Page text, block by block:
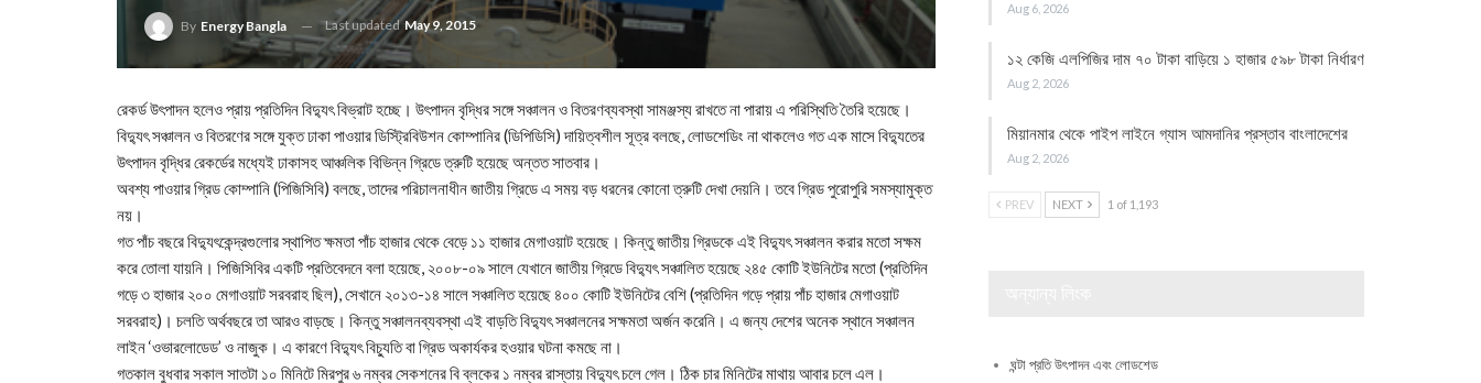
By Energy Bangla Last updated May 9, 2015
রেকর্ড উৎপাদন হলেও প্রায় প্রতিদিন বিদ্যুৎ বিভ্রাট হচ্ছে। উৎপাদন বৃদ্ধির সঙ্গে সঞ্চালন ও বিতরণব্যবস্থা সামঞ্জস্য রাখতে না পারায় এ পরিস্থিতি তৈরি হয়েছে।
বিদ্যুৎ সঞ্চালন ও বিতরণের সঙ্গে যুক্ত ঢাকা পাওয়ার ডিস্ট্রিবিউশন কোম্পানির (ডিপিডিসি) দায়িত্বশীল সূত্র বলছে, লোডশেডিং না থাকলেও গত এক মাসে বিদ্যুতের
উৎপাদন বৃদ্ধির রেকর্ডের মধ্যেই ঢাকাসহ আঞ্চলিক বিভিন্ন গ্রিডে ত্রুটি হয়েছে অন্তত সাতবার।
অবশ্য পাওয়ার গ্রিড কোম্পানি (পিজিসিবি) বলছে, তাদের পরিচালনাধীন জাতীয় গ্রিডে এ সময় বড় ধরনের কোনো ত্রুটি দেখা দেয়নি। তবে গ্রিড পুরোপুরি সমস্যামুক্ত
নয়।
গত পাঁচ বছরে বিদ্যুৎকেন্দ্রগুলোর স্থাপিত ক্ষমতা পাঁচ হাজার থেকে বেড়ে ১১ হাজার মেগাওয়াট হয়েছে। কিন্তু জাতীয় গ্রিডকে এই বিদ্যুৎ সঞ্চালন করার মতো সক্ষম
করে তোলা যায়নি। পিজিসিবির একটি প্রতিবেদনে বলা হয়েছে, ২০০৮-০৯ সালে যেখানে জাতীয় গ্রিডে বিদ্যুৎ সঞ্চালিত হয়েছে ২৪৫ কোটি ইউনিটের মতো (প্রতিদিন
গড়ে ৩ হাজার ২০০ মেগাওয়াট সরবরাহ ছিল), সেখানে ২০১৩-১৪ সালে সঞ্চালিত হয়েছে ৪০০ কোটি ইউনিটের বেশি (প্রতিদিন গড়ে প্রায় পাঁচ হাজার মেগাওয়াট
সরবরাহ)। চলতি অর্থবছরে তা আরও বাড়ছে। কিন্তু সঞ্চালনব্যবস্থা এই বাড়তি বিদ্যুৎ সঞ্চালনের সক্ষমতা অর্জন করেনি। এ জন্য দেশের অনেক স্থানে সঞ্চালন
লাইন ‘ওভারলোডেড’ ও নাজুক। এ কারণে বিদ্যুৎ বিচ্যুতি বা গ্রিড অকার্যকর হওয়ার ঘটনা কমছে না।
গতকাল বুধবার সকাল সাতটা ১০ মিনিটে মিরপুর ৬ নম্বর সেকশনের বি ব্লকের ১ নম্বর রাস্তায় বিদ্যুৎ চলে গেল। ঠিক চার মিনিটের মাথায় আবার চলে এল।
Aug 6, 2026
১২ কেজি এলপিজির দাম ৭০ টাকা বাড়িয়ে ১ হাজার ৫৯৮ টাকা নির্ধারণ
Aug 2, 2026
মিয়ানমার থেকে পাইপ লাইনে গ্যাস আমদানির প্রস্তাব বাংলাদেশের
Aug 2, 2026
PREV NEXT 1 of 1,193
ঘন্টা প্রতি উৎপাদন এবং লোডশেড